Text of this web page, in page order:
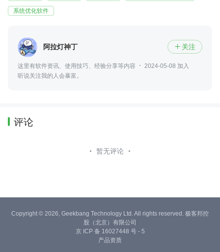
系统优化软件
阿拉灯神丁  关注
这里有软件资讯、使用技巧、经验分享等内容
2024-05-08 加入
听说关注我的人会暴富。
评论
暂无评论
Copyright © 2026, Geekbang Technology Ltd. All rights reserved. 极客邦控
股（北京）有限公司
京 ICP 备 16027448 号 - 5
产品资质